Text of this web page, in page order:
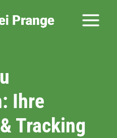
Ihre
Tracking